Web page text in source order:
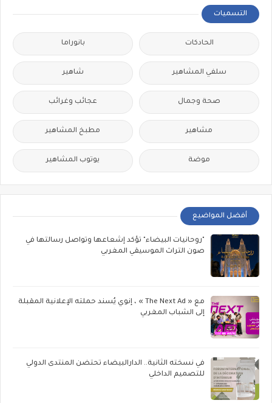
التسميات
الحادكات بانوراما
سلفي المشاهير شاهير
صحة وجمال عجائب وغرائب
مشاهير مطبخ المشاهير
موضة يوتوب المشاهير
أفضل المواضيع
"روحانيات البيضاء" تؤكد إشعاعها وتواصل رسالتها في
صون التراث الموسيقي المغربي
مع « The Next Ad » ، إنوي يُسند حملته الإعلانية المقبلة
إلى الشباب المغربي
في نسخته الثانية.. الدارالبيضاء تحتضن المنتدى الدولي
للتصميم الداخلي